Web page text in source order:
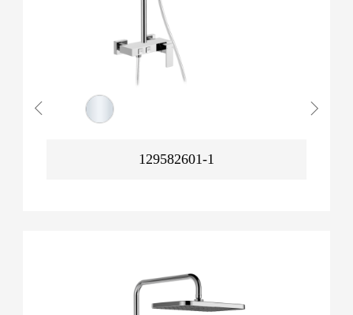
129582601-1